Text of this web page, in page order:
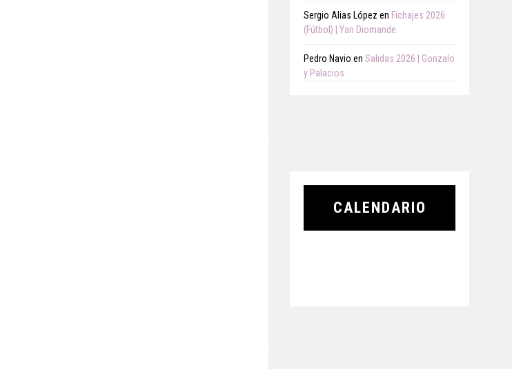
Sergio Alias López en Fichajes 2026
(Fútbol) | Yan Diomande
Pedro Navio en Salidas 2026 | Gonzalo
y Palacios
CALENDARIO